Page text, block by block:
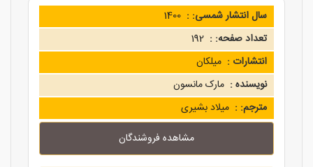
سال انتشار شمسی: : 1400
تعداد صفحه: : 192
انتشارات : میلکان
نویسنده : مارک مانسون
مترجم: : میلاد بشیری
مشاهده فروشندگان